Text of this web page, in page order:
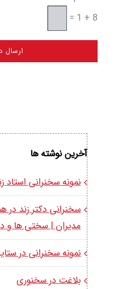
آخرین نوشته ها
نمونه سخنرانی استاد زند:
سخنرانی دکتر زند در همایش
مدیران | سختی ها و
نمونه سخنرانی در ستایش
بلاغت در سخنوری